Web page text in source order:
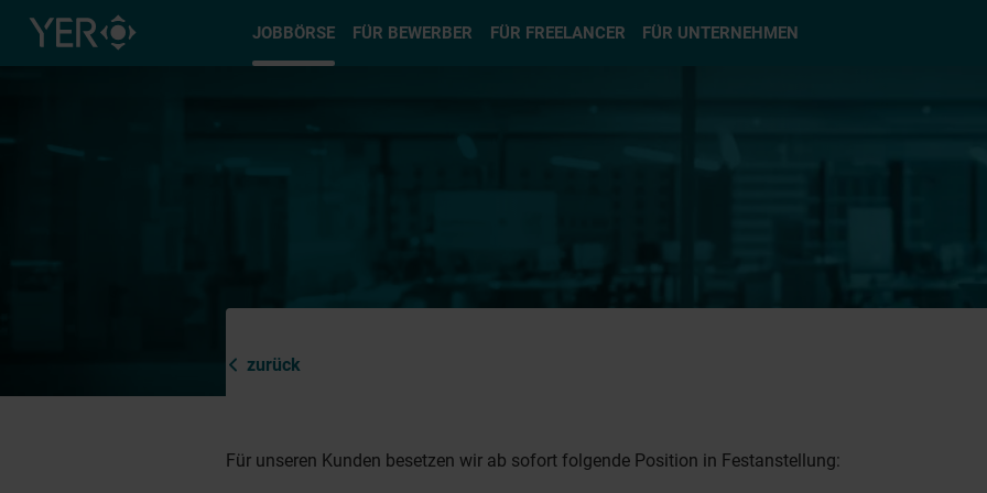
JOBBÖRSE FÜR BEWERBER FÜR FREELANCER FÜR UNTERNEHMEN
Typ auswählen
zurück
Für unseren Kunden besetzen wir ab sofort folgende Position in Festanstellung: